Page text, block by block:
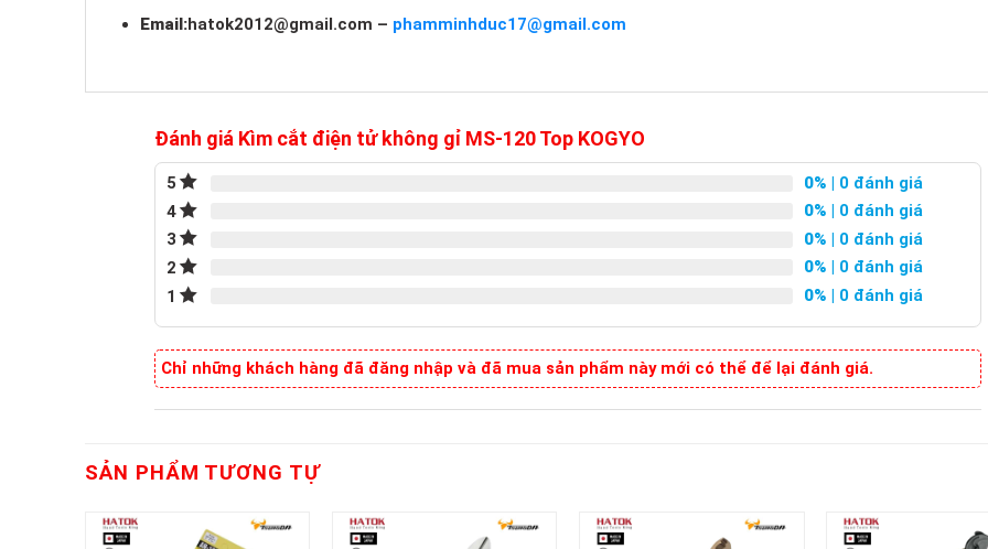
Email:hatok2012@gmail.com – phamminhduc17@gmail.com
Đánh giá Kìm cắt điện tử không gỉ MS-120 Top KOGYO
5 0% | 0 đánh giá
4
0% | 0 đánh giá
3
0% | 0 đánh giá
2
0% | 0 đánh giá
1
0% | 0 đánh giá
Chỉ những khách hàng đã đăng nhập và đã mua sản phẩm này mới có thể để lại đánh giá.
SẢN PHẨM TƯƠNG TỰ